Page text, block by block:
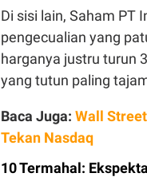
Di sisi lain, Saham PT
pengecualian yang
harganya justru turun
yang tutun paling
Baca Juga: Wall
Tekan Nasdaq
10 Termahal: